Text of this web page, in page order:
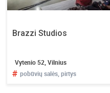
Brazzi Studios
Vytenio 52, Vilnius
# pobūvių salės, pirtys